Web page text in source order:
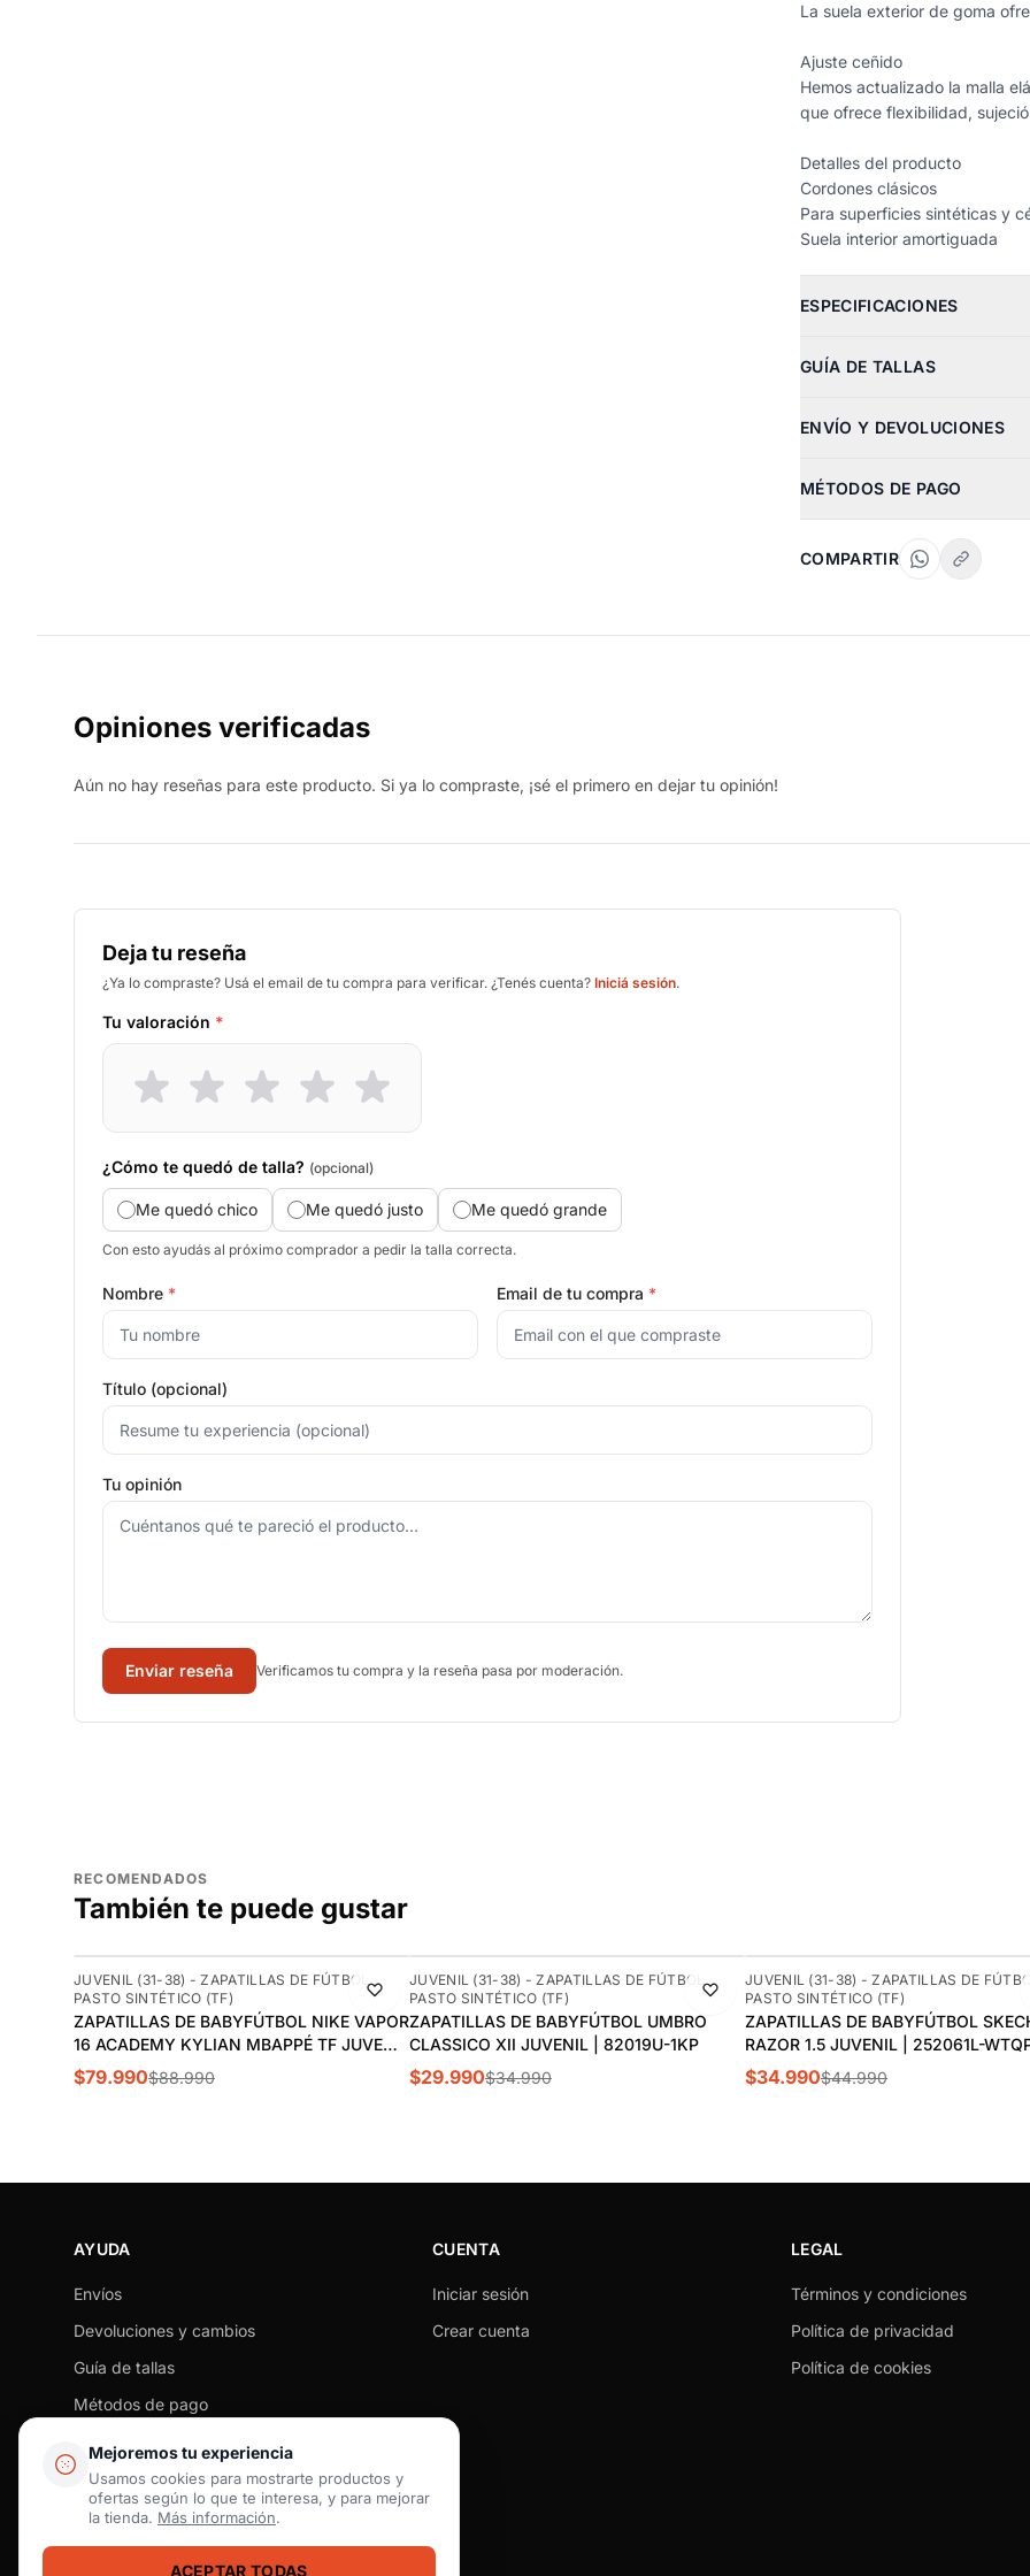
Mejoremos tu experiencia
Usamos cookies para mostrarte productos y
ofertas según lo que te interesa, y para mejorar
la tienda. Más información.
ACEPTAR TODAS
La suela exterior de goma
Ajuste ceñido
Hemos actualizado la malla
que ofrece flexibilidad,
Detalles del producto
Cordones clásicos
Para superficies sintéticas y
Suela interior amortiguada
ESPECIFICACIONES
GUÍA DE TALLAS
ENVÍO Y DEVOLUCIONES
MÉTODOS DE PAGO
COMPARTIR
Opiniones verificadas
Aún no hay reseñas para este producto. Si ya lo compraste, ¡sé el primero en dejar tu opinión!
Deja tu reseña
¿Ya lo compraste? Usá el email de tu compra para verificar. ¿Tenés cuenta? Iniciá sesión.
Tu valoración *
¿Cómo te quedó de talla? (opcional)
Me quedó chico Me quedó justo Me quedó grande
Con esto ayudás al próximo comprador a pedir la talla correcta.
Nombre * Email de tu compra *
Título (opcional)
Tu opinión
Enviar reseña Verificamos tu compra y la reseña pasa por moderación.
RECOMENDADOS
También te puede gustar
-10%
JUVENIL (31-38) - ZAPATILLAS DE FÚTBOL
PASTO SINTÉTICO (TF)
ZAPATILLAS DE BABYFÚTBOL NIKE VAPOR
16 ACADEMY KYLIAN MBAPPÉ TF JUVENIL
| FQ8285-500
$79.990$88.990
-14%
JUVENIL (31-38) - ZAPATILLAS DE FÚTBOL
PASTO SINTÉTICO (TF)
ZAPATILLAS DE BABYFÚTBOL UMBRO
CLASSICO XII JUVENIL | 82019U-1KP
$29.990$34.990
-22%
JUVENIL (31-38) - ZAPATILLAS DE
PASTO SINTÉTICO (TF)
ZAPATILLAS DE BABYFÚTBOL
RAZOR 1.5 JUVENIL | 252061L-
$34.990$44.990
AYUDA
Envíos
Devoluciones y cambios
Guía de tallas
Métodos de pago
Preguntas frecuentes
Contacto
CUENTA
Iniciar sesión
Crear cuenta
LEGAL
Términos y condiciones
Política de privacidad
Política de cookies